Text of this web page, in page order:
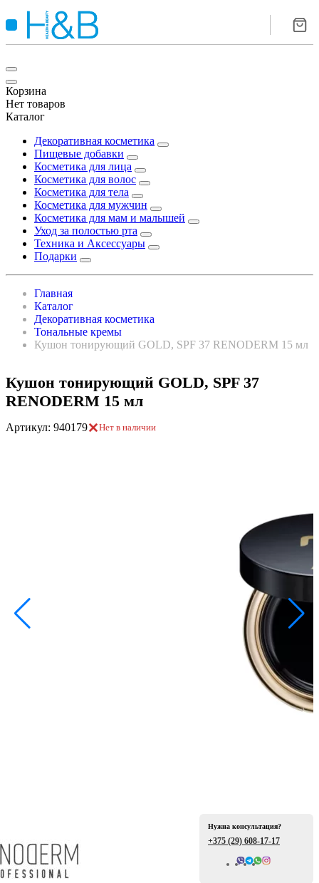
Корзина
Нет товаров
Каталог
Декоративная косметика
Пищевые добавки
Косметика для лица
Косметика для волос
Косметика для тела
Косметика для мужчин
Косметика для мам и малышей
Уход за полостью рта
Техника и Аксессуары
Подарки
Главная
Каталог
Декоративная косметика
Тональные кремы
Кушон тонирующий GOLD, SPF 37 RENODERM 15 мл
Кушон тонирующий GOLD, SPF 37
RENODERM 15 мл
Артикул: 940179 Нет в наличии
Всего отзывов: 0
Нужна консультация?
+375 (29) 608-17-17